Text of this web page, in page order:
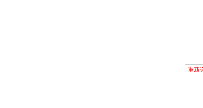
重新